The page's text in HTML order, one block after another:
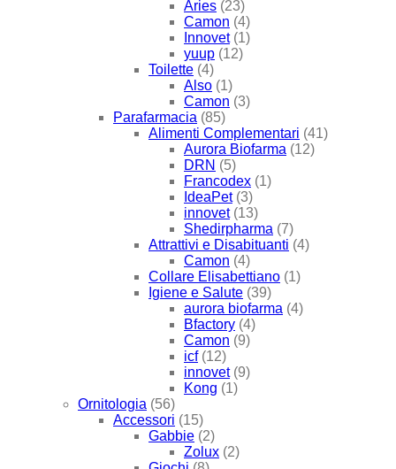
Aries (23)
Camon (4)
Innovet (1)
yuup (12)
Toilette (4)
Also (1)
Camon (3)
Parafarmacia (85)
Alimenti Complementari (41)
Aurora Biofarma (12)
DRN (5)
Francodex (1)
IdeaPet (3)
innovet (13)
Shedirpharma (7)
Attrattivi e Disabituanti (4)
Camon (4)
Collare Elisabettiano (1)
Igiene e Salute (39)
aurora biofarma (4)
Bfactory (4)
Camon (9)
icf (12)
innovet (9)
Kong (1)
Ornitologia (56)
Accessori (15)
Gabbie (2)
Zolux (2)